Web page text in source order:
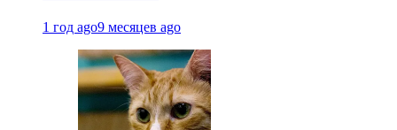
1 год ago9 месяцев ago